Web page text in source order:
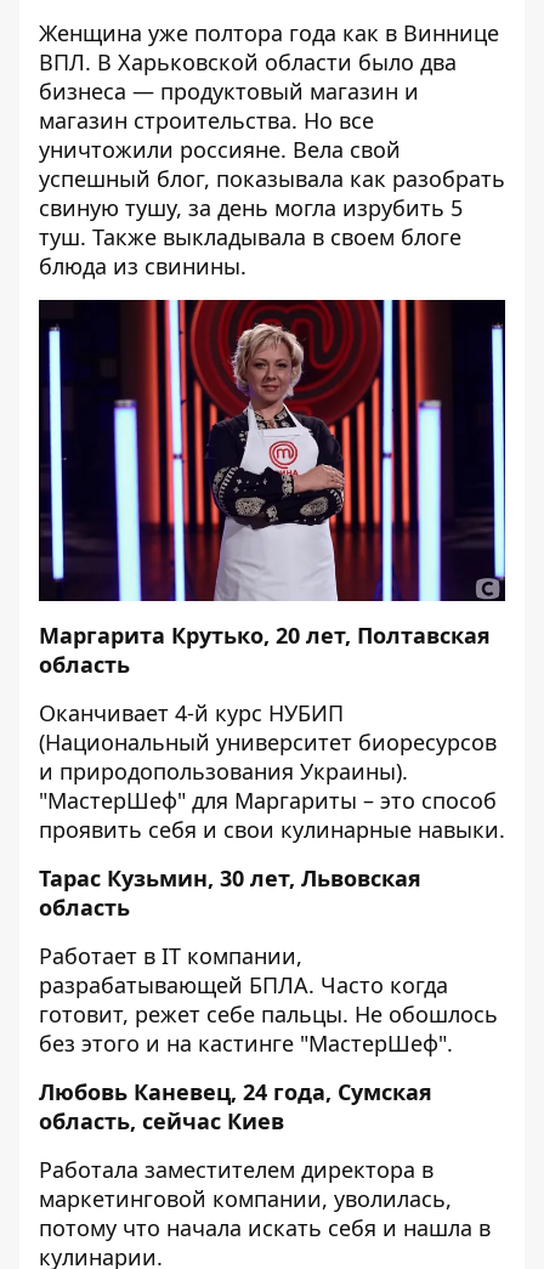
Женщина уже полтора года как в Виннице
ВПЛ. В Харьковской области было два
бизнеса — продуктовый магазин и
магазин строительства. Но все
уничтожили россияне. Вела свой
успешный блог, показывала как разобрать
свиную тушу, за день могла изрубить 5
туш. Также выкладывала в своем блоге
блюда из свинины.
Маргарита Крутько, 20 лет, Полтавская
область
Оканчивает 4-й курс НУБИП
(Национальный университет биоресурсов
и природопользования Украины).
"МастерШеф" для Маргариты – это способ
проявить себя и свои кулинарные навыки.
Тарас Кузьмин, 30 лет, Львовская
область
Работает в IT компании,
разрабатывающей БПЛА. Часто когда
готовит, режет себе пальцы. Не обошлось
без этого и на кастинге "МастерШеф".
Любовь Каневец, 24 года, Сумская
область, сейчас Киев
Работала заместителем директора в
маркетинговой компании, уволилась,
потому что начала искать себя и нашла в
кулинарии.